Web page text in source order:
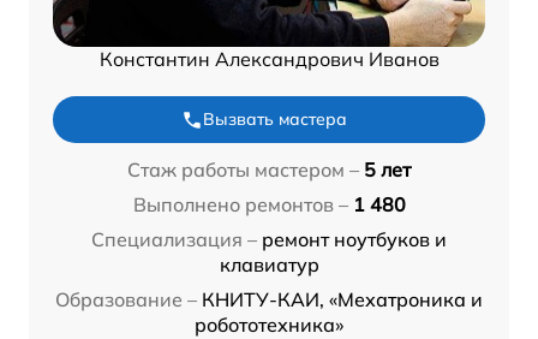
Константин Александрович Иванов
Вызвать мастера
Стаж работы мастером – 5 лет
Выполнено ремонтов – 1 480
Специализация – ремонт ноутбуков и
клавиатур
Образование – КНИТУ-КАИ, «Мехатроника и
робототехника»